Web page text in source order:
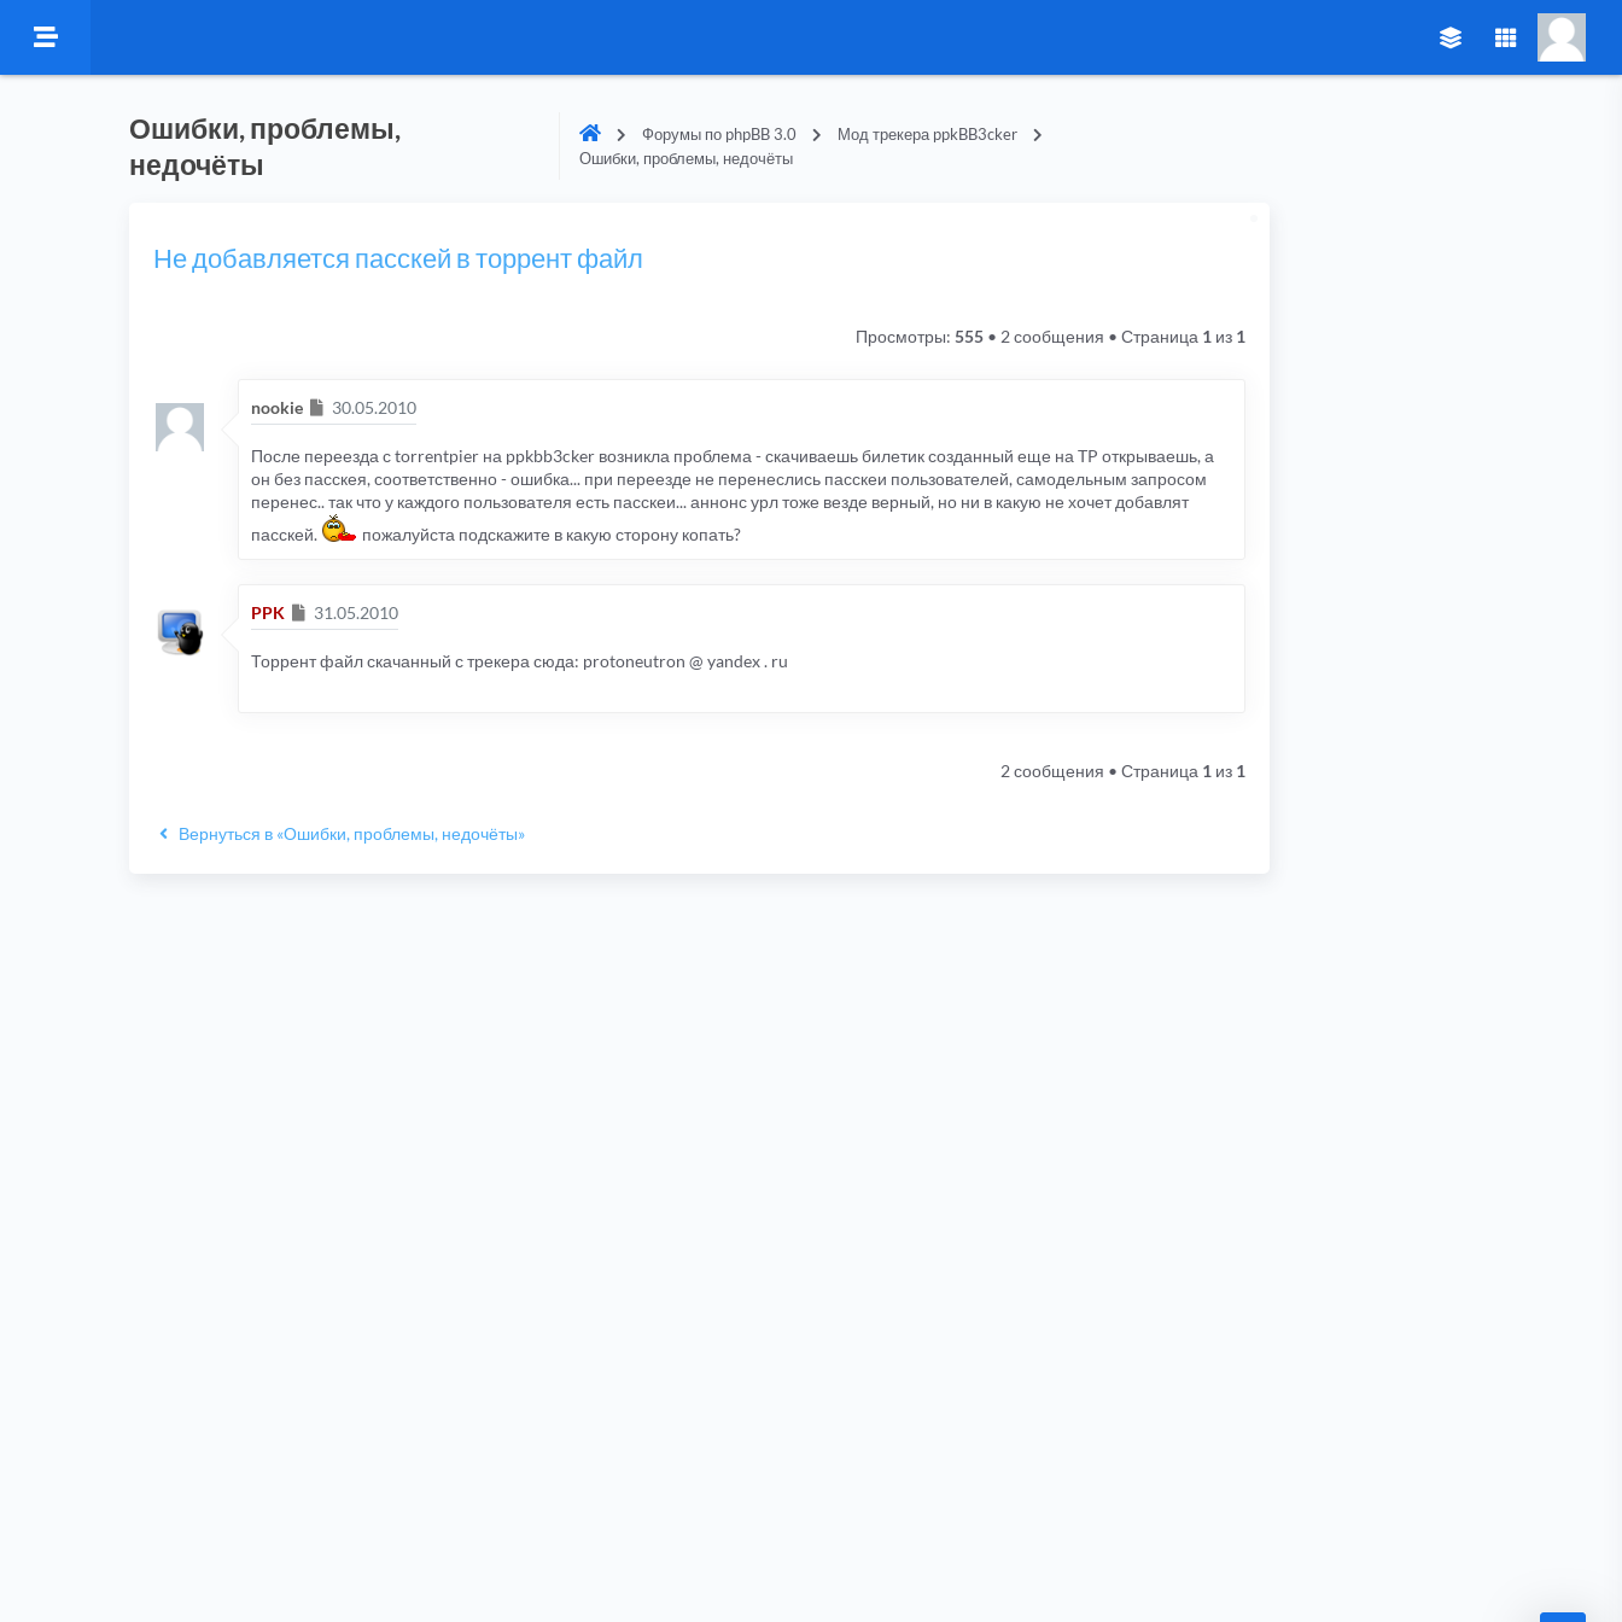
Ошибки, проблемы,
недочёты
Форумы по phpBB 3.0
Мод трекера ppkBB3cker
Ошибки, проблемы, недочёты
Не добавляется пасскей в торрент файл
2 сообщения • Страница 1 из 1
Просмотры: 555 •
nookie Сообщение
30.05.2010
После переезда с torrentpier на ppkbb3cker возникла проблема - скачиваешь билетик созданный еще на TP открываешь, а
он без пасскея, соответственно - ошибка... при переезде не перенеслись пасскеи пользователей, самодельным запросом
перенес.. так что у каждого пользователя есть пасскеи... аннонс урл тоже везде верный, но ни в какую не хочет добавлят
пасскей.
пожалуйста подскажите в какую сторону копать?
PPK Сообщение
31.05.2010
Торрент файл скачанный с трекера сюда: protoneutron @ yandex . ru
2 сообщения • Страница 1 из 1
Вернуться в «Ошибки, проблемы, недочёты»